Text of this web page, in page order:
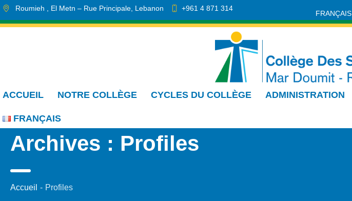
FRANÇAIS
Roumieh , El Metn – Rue Principale Lebanon
+961 4 871 314
info.cmdr@sa.edu.lb
ACCUEIL NOTRE COLLÈGE CYCLES DU COLLÈGE ADMINISTRATION
FRANÇAIS
Archives : Profiles
Accueil - Profiles